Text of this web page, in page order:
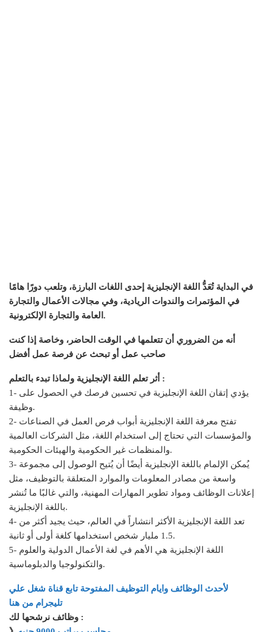
في البداية تُعَدُّ اللغة الإنجليزية إحدى اللغات البارزة، وتلعب دورًا هامًا
في المؤتمرات والندوات الريادية، وفي مجالات الأعمال والتجارة
العامة والتجارة الإلكترونية.
أنه من الضروري أن تتعلمها في الوقت الحاضر، وخاصة إذا كنت
صاحب عمل أو تبحث عن فرصة عمل أفضل
أثر تعلم اللغة الإنجليزية ولماذا تبدء بالتعلم :
1- يؤدي إتقان اللغة الإنجليزية في تحسين فرصك في الحصول على
وظيفة.
2- تفتح معرفة اللغة الإنجليزية أبواب فرص العمل في الصناعات
والمؤسسات التي تحتاج إلى استخدام اللغة، مثل الشركات العالمية
والمنظمات غير الحكومية والهيئات الحكومية.
3- يُمكن الإلمام باللغة الإنجليزية أيضًا أن يُتيح الوصول إلى مجموعة
واسعة من مصادر المعلومات والموارد المتعلقة بالتوظيف، مثل
إعلانات الوظائف ومواد تطوير المهارات المهنية، والتي غالبًا ما تُنشر
باللغة الإنجليزية.
4- تعد اللغة الإنجليزية الأكثر انتشاراً في العالم، حيث يجيد أكثر من
1.5 مليار شخص استخدامها كلغة أولى أو ثانية.
5- اللغة الإنجليزية هي الأهم في لغة الأعمال الدولية والعلوم
والتكنولوجيا والدبلوماسية.
لأحدث الوظائف وايام التوظيف المفتوحة تابع قناة شغل علي
تليجرام من هنا
وظائف نرشحها لك :